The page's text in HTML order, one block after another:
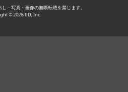
・写真・画像の無断転載を禁じます。
© 2026 IID, Inc.